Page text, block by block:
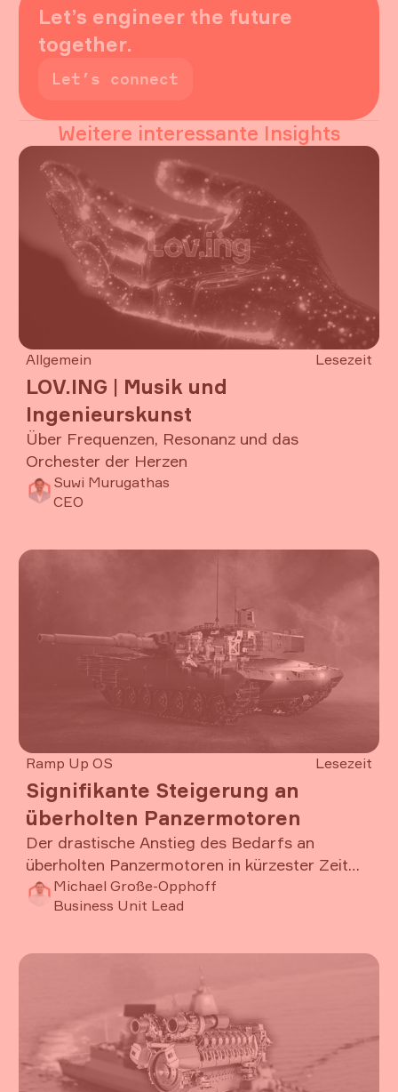
Let’s engineer the future
together.
Let’s connect
Let’s connect
Weitere interessante Insights
Allgemein Lesezeit
LOV.ING | Musik und
Ingenieurskunst
Über Frequenzen, Resonanz und das
Orchester der Herzen
Wir spüren es alle: Musik wirkt.
Suwi Murugathas
CEO
Ramp Up OS Lesezeit
Signifikante Steigerung an
überholten Panzermotoren
Der drastische Anstieg des Bedarfs an
überholten Panzermotoren in kürzester Zeit
erfordert ein Umdenken entlang der gesamten
Wertschöpfungskette. Vom Vertragswesen
Umsetzung in den Produktionslinien. Rolls-
Bereich von der klassischen Werkstatt hin zur
Kleinserienfertigung, bei gleichzeitiger
Beherrschung der hohen Komplexität des
Reparaturgeschäfts.
Michael Große-Opphoff
Business Unit Lead